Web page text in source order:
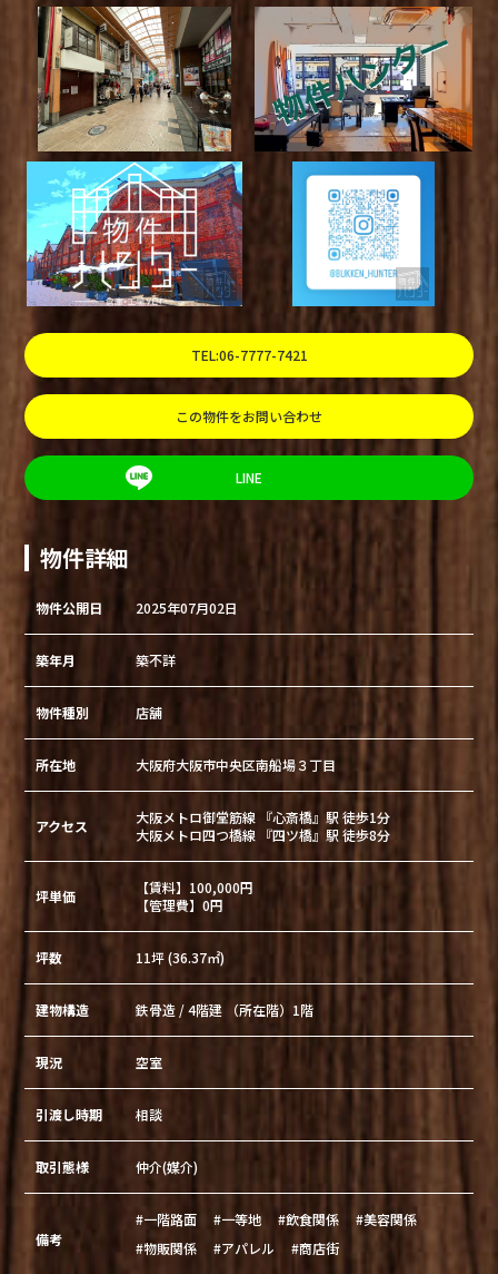
TEL:06-7777-7421
この物件をお問い合わせ
LINE
物件詳細
物件公開日 2025年07月02日
築年月 築不詳
物件種別 店舗
所在地 大阪府大阪市中央区南船場３丁目
アクセス
大阪メトロ御堂筋線 『心斎橋』駅 徒歩1分
大阪メトロ四つ橋線 『四ツ橋』駅 徒歩8分
坪単価
【賃料】100,000円
【管理費】0円
坪数 11坪 (36.37㎡)
建物構造 鉄骨造 / 4階建 （所在階）1階
現況 空室
引渡し時期 相談
取引態様 仲介(媒介)
備考
#一階路面 #一等地 #飲食関係
#美容関係
#物販関係
#アパレル #商店街